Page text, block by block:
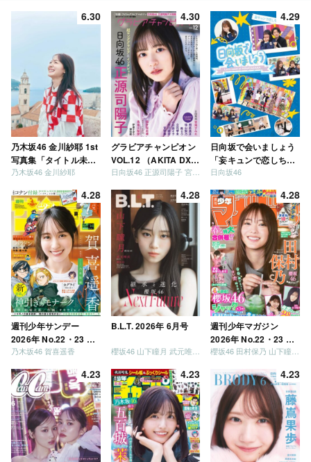
6.30
乃木坂46 金川紗耶 1st
写真集「タイトル未
定」
乃木坂46 金川紗耶
4.30
グラビアチャンピオン
VOL.12 （AKITA DXシ
リーズ）
日向坂46 正源司陽子 宮地すみれ
4.29
日向坂で会いましょう
「妄キュンで恋しちゃ
いましょう」「どっち
う」「ご褒美でロケし
ましょう」「フレンド
リーになりましょう」
「笑って卒業を祝いま
しょう」 [Blu-ray]
日向坂46
4.28
週刊少年サンデー
2026年 No.22・23 合
併号
乃木坂46 賀喜遥香
4.28
B.L.T. 2026年 6月号
櫻坂46 山下瞳月 武元唯衣 / 乃木坂46 海邉朱莉
4.28
週刊少年マガジン
2026年 No.22・23 合
併号
4.23 4.23 4.23